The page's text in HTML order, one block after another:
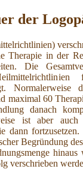
der
Therapie in der
Die
Normalerweise
maximal 60
danach
ist aber auch
dann fortzusetzen.
Begründung
verschrieben